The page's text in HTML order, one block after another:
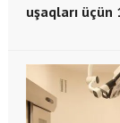
uşaqları üçün